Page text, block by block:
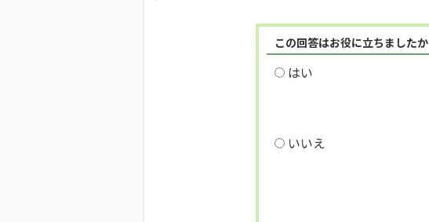
この回答はお役に立ちましたか
はい
いいえ